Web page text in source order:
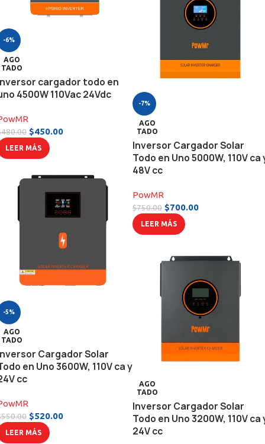
-6%
AGO
TADO
cargador todo en
4500W 110Vac 24Vdc
480.00 $450.00
LEER MÁS
-7%
AGO
TADO
Inversor Cargador Solar
Todo en Uno 5000W, 110V ca
48V cc
PowMR
$750.00 $700.00
LEER MÁS
-5%
AGO
TADO
Cargador Solar
en Uno 3600W, 110V ca y
cc
550.00 $520.00
LEER MÁS
AGO
TADO
Inversor Cargador Solar
Todo en Uno 3200W, 110V ca
24V cc